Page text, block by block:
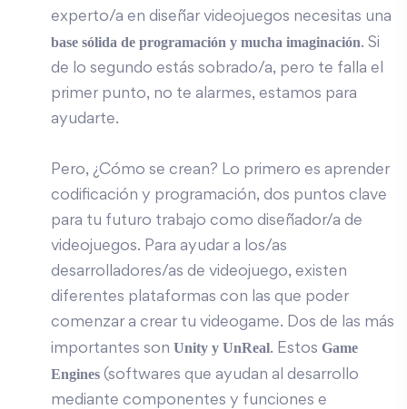
experto/a en diseñar videojuegos necesitas una
base sólida de programación y mucha imaginación. Si
de lo segundo estás sobrado/a, pero te falla el
primer punto, no te alarmes, estamos para
ayudarte.
Pero, ¿Cómo se crean? Lo primero es aprender
codificación y programación, dos puntos clave
para tu futuro trabajo como diseñador/a de
videojuegos. Para ayudar a los/as
desarrolladores/as de videojuego, existen
diferentes plataformas con las que poder
comenzar a crear tu videogame. Dos de las más
importantes son Unity y UnReal. Estos Game
Engines (softwares que ayudan al desarrollo
mediante componentes y funciones e